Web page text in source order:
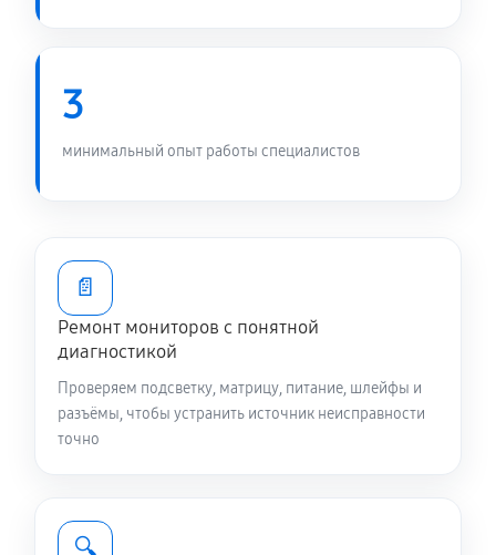
3
минимальный опыт работы специалистов
📄
Ремонт мониторов с понятной
диагностикой
Проверяем подсветку, матрицу, питание, шлейфы и
разъёмы, чтобы устранить источник неисправности
точно
🔍